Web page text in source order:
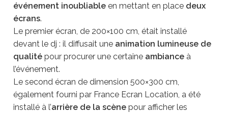
événement inoubliableen mettant en placedeux
écrans.
Le premier écran, de 200×100 cm, était installé
devant le dj : il diffusait une animation lumineuse de
qualitépour procurer une certaine ambianceà
l’événement.
Le second écran de dimension 500×300 cm,
également fourni par France Ecran Location, a été
installé à l’arrière de la scènepour afficher les